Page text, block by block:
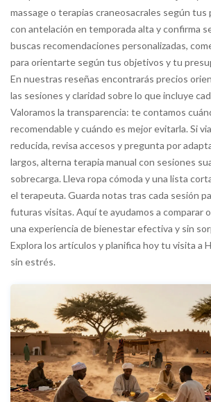
massage o terapias craneosacrales según tus
con antelación en temporada alta y confirma
buscas recomendaciones personalizadas,
para orientarte según tus objetivos y tu
En nuestras reseñas encontrarás precios
las sesiones y claridad sobre lo que incluye
Valoramos la transparencia: te contamos
recomendable y cuándo es mejor evitarla. Si
reducida, revisa accesos y pregunta por
largos, alterna terapia manual con sesiones
sobrecarga. Lleva ropa cómoda y una lista
el terapeuta. Guarda notas tras cada sesión
futuras visitas. Aquí te ayudamos a comparar
una experiencia de bienestar efectiva y sin
Explora los artículos y planifica hoy tu visita a
sin estrés.